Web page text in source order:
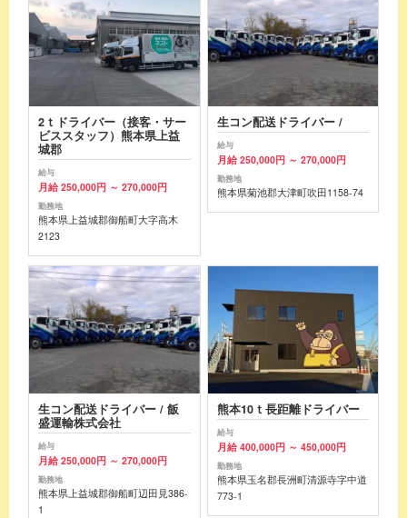
2ｔドライバー（接客・サー
ビススタッフ）熊本県上益
城郡
給与
月給 250,000円 ～ 270,000円
勤務地
熊本県上益城郡御船町大字高木
2123
生コン配送ドライバー /
給与
月給 250,000円 ～ 270,000円
勤務地
熊本県菊池郡大津町吹田1158-74
生コン配送ドライバー / 飯
盛運輸株式会社
給与
月給 250,000円 ～ 270,000円
勤務地
熊本県上益城郡御船町辺田見386-
1
熊本10ｔ長距離ドライバー
給与
月給 400,000円 ～ 450,000円
勤務地
熊本県玉名郡長洲町清源寺字中道
773-1